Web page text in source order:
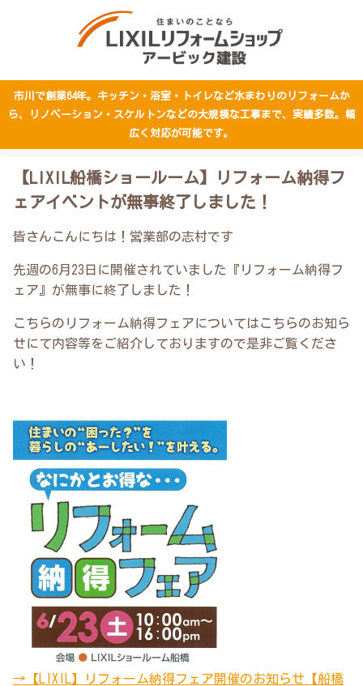
市川で創業64年。キッチン・浴室・トイレなど水まわりのリフォームか
ら、リノベーション・スケルトンなどの大規模な工事まで、実績多数。幅
広く対応が可能です。
【LIXIL船橋ショールーム】リフォーム納得フ
ェアイベントが無事終了しました！
皆さんこんにちは！営業部の志村です
先週の6月23日に開催されていました『リフォーム納得フ
ェア』が無事に終了しました！
こちらのリフォーム納得フェアについてはこちらのお知ら
せにて内容等をご紹介しておりますので是非ご覧くださ
い！
→【LIXIL】リフォーム納得フェア開催のお知らせ【船橋